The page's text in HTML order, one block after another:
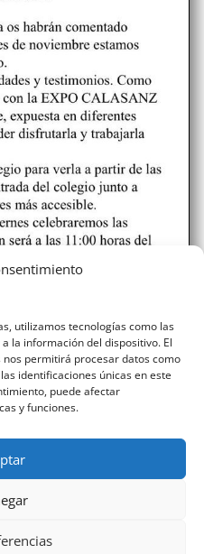
utilizamos tecnologías como las
la información del dispositivo. El
permitirá procesar datos como
identificaciones únicas en este
puede afectar
y funciones.
habrán comentado
de noviembre estamos
Tendremos diferentes
novedad este año,
hasta el día 20 de